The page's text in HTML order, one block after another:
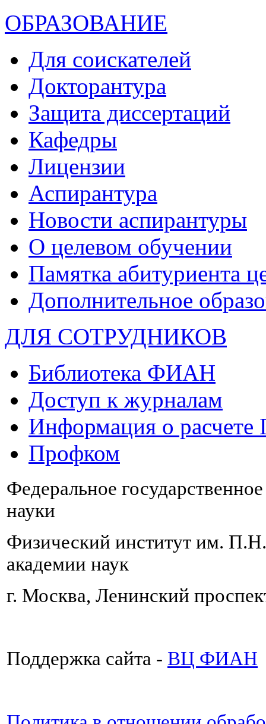
ОБРАЗОВАНИЕ
Для соискателей
Докторантура
Защита диссертаций
Кафедры
Лицензии
Аспирантура
Новости аспирантуры
О целевом обучении
Памятка абитуриента
Дополнительное
ДЛЯ СОТРУДНИКОВ
Библиотека ФИАН
Доступ к журналам
Информация о
Профком
Федеральное
науки
Физический институт им.
академии наук
г. Москва, Ленинский
Поддержка сайта - ВЦ ФИАН